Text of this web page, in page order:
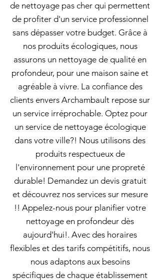
de nettoyage pas cher qui permettent
de profiter d'un service professionnel
sans dépasser votre budget. Grâce à
nos produits écologiques, nous
assurons un nettoyage de qualité en
profondeur, pour une maison saine et
agréable à vivre. La confiance des
clients envers Archambault repose sur
un service irréprochable. Optez pour
un service de nettoyage écologique
dans votre ville?! Nous utilisons des
produits respectueux de
l'environnement pour une propreté
durable! Demandez un devis gratuit
et découvrez nos services sur mesure
!! Appelez-nous pour planifier votre
nettoyage en profondeur dès
aujourd'hui!. Avec des horaires
flexibles et des tarifs compétitifs, nous
nous adaptons aux besoins
spécifiques de chaque établissement